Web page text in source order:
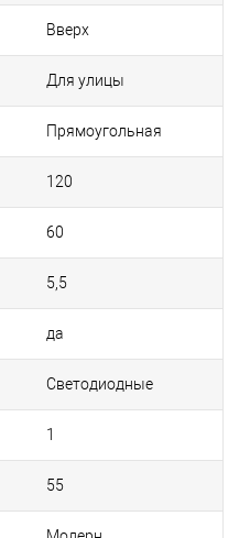
Вверх
Для улицы
Прямоугольная
120
60
5,5
да
Светодиодные
1
55